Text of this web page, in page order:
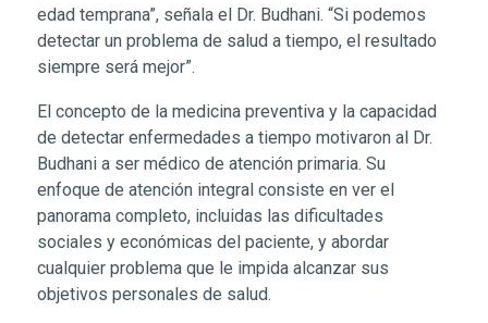
edad temprana”, señala el Dr. Budhani. “Si podemos
detectar un problema de salud a tiempo, el resultado
siempre será mejor”.
El concepto de la medicina preventiva y la capacidad
de detectar enfermedades a tiempo motivaron al Dr.
Budhani a ser médico de atención primaria. Su
enfoque de atención integral consiste en ver el
panorama completo, incluidas las dificultades
sociales y económicas del paciente, y abordar
cualquier problema que le impida alcanzar sus
objetivos personales de salud.